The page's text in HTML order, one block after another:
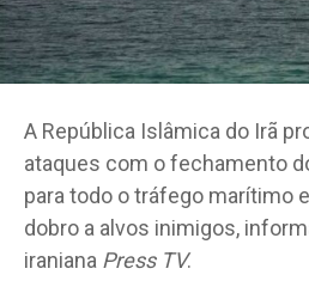
A República Islâmica do Irã
ataques com o fechamento
para todo o tráfego marítimo
dobro a alvos inimigos,
iraniana Press TV.